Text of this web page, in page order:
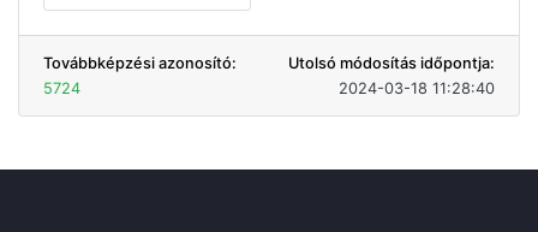
Továbbképzési azonosító:
5724
Utolsó módosítás időpontja:
2024-03-18 11:28:40